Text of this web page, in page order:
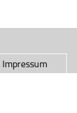
Impressum